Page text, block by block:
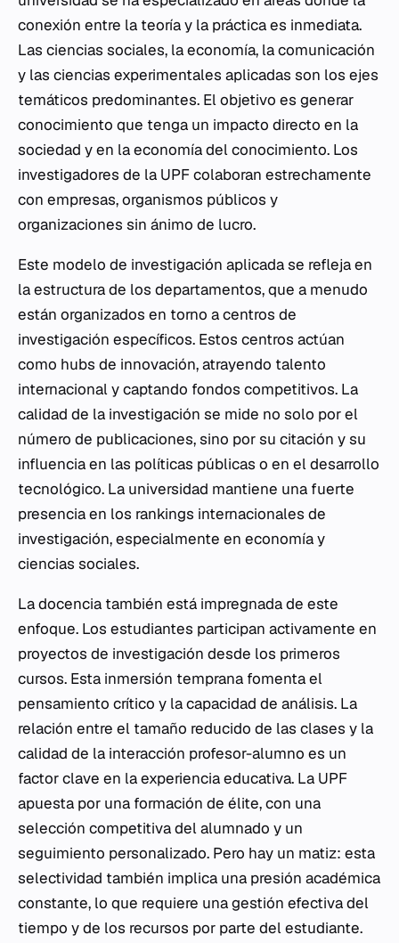
conexión entre la teoría y la práctica es inmediata.
Las ciencias sociales, la economía, la comunicación
y las ciencias experimentales aplicadas son los ejes
temáticos predominantes. El objetivo es generar
conocimiento que tenga un impacto directo en la
sociedad y en la economía del conocimiento. Los
investigadores de la UPF colaboran estrechamente
con empresas, organismos públicos y
organizaciones sin ánimo de lucro.
Este modelo de investigación aplicada se refleja en
la estructura de los departamentos, que a menudo
están organizados en torno a centros de
investigación específicos. Estos centros actúan
como hubs de innovación, atrayendo talento
internacional y captando fondos competitivos. La
calidad de la investigación se mide no solo por el
número de publicaciones, sino por su citación y su
influencia en las políticas públicas o en el desarrollo
tecnológico. La universidad mantiene una fuerte
presencia en los rankings internacionales de
investigación, especialmente en economía y
ciencias sociales.
La docencia también está impregnada de este
enfoque. Los estudiantes participan activamente en
proyectos de investigación desde los primeros
cursos. Esta inmersión temprana fomenta el
pensamiento crítico y la capacidad de análisis. La
relación entre el tamaño reducido de las clases y la
calidad de la interacción profesor-alumno es un
factor clave en la experiencia educativa. La UPF
apuesta por una formación de élite, con una
selección competitiva del alumnado y un
seguimiento personalizado. Pero hay un matiz: esta
selectividad también implica una presión académica
constante, lo que requiere una gestión efectiva del
tiempo y de los recursos por parte del estudiante.